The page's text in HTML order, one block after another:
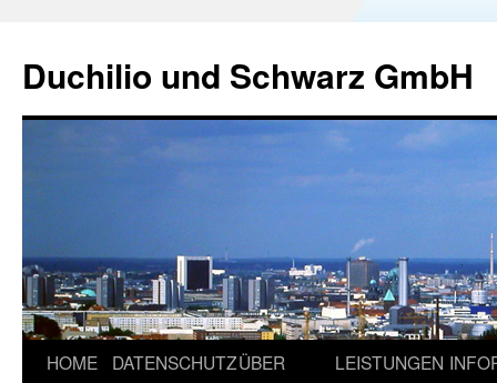
Duchilio und Schwarz GmbH
HOME DATENSCHUTZÜBER
LEISTUNGEN